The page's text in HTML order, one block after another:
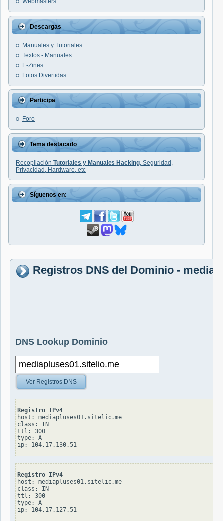
Webmasters
Descargas
Manuales y Tutoriales
Textos - Manuales
E-Zines
Fotos Divertidas
Participa
Foro
Tema destacado
Recopilación Tutoriales y Manuales Hacking, Seguridad,
Privacidad, Hardware, etc
Síguenos en:
Registros DNS del Dominio -
DNS Lookup Dominio
Ver Registros DNS
Registro IPv4
host: mediapluses01.sitelio.me
class: IN
ttl: 300
type: A
Registro IPv4
host: mediapluses01.sitelio.me
class: IN
ttl: 300
type: A